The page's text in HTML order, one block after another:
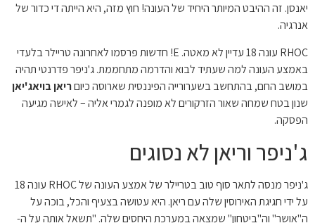
יאנסן. זה ההיבט המיותר היחיד של העונה! חוץ מזה, היא הייתה די כדור של
אנרגיה.
RHOC עונה 18 עדיין לא מאטה. E! חדשות פרסמו לאחרונה טריילר בלעדי
באמצע העונה למה שעתיד לבוא והדרמה מתחממת. ג'ניפר פדרנטי תהיה
במושב החם, בהתחשב בשערורייה הפיננסית שארוסה כיוםריאן בויאג'יאן
שנון בטח שמחה שאור הזרקורים לא מופנה לגמרי אליה – לאישה מגיעה
הפסקה.
ג'ניפר וריאן לא נסוגים
ג'ניפר מנסה לתאר סוף טוב בטריילר של אמצע העונה של RHOC עונה 18
על ידי חגיגת האירוסין שלה עם ריאן. היא עטושה בצעיף והכל, בוכה על
ה"אושר" וה"ביטחון" שמצאה במערכת היחסים שלה. "תשאל אותה על ה-